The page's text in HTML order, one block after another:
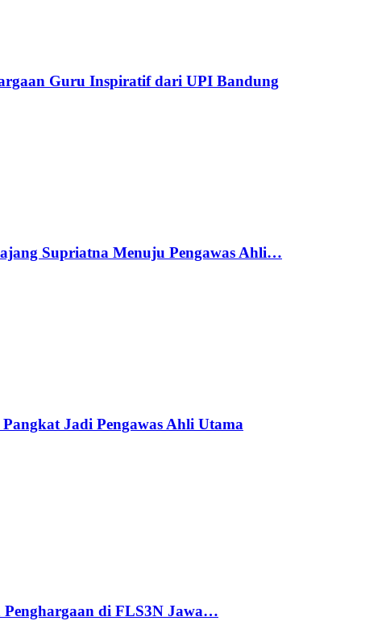
Guru Inspiratif dari UPI Bandung
Supriatna Menuju Pengawas Ahli…
Jadi Pengawas Ahli Utama
di FLS3N Jawa…